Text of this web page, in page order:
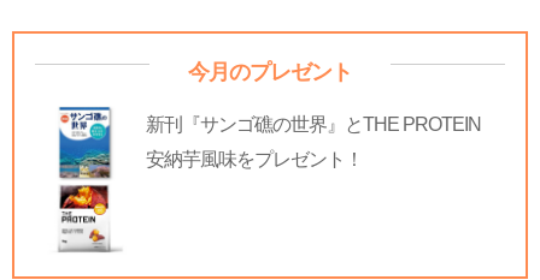
今月のプレゼント
新刊『サンゴ礁の世界』とTHE PROTEIN
安納芋風味をプレゼント！